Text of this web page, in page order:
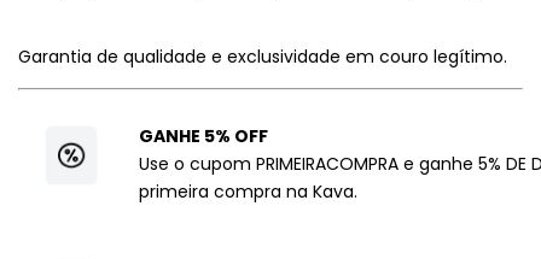
Garantia de qualidade e exclusividade em couro legítimo.
GANHE 5% OFF
Use o cupom PRIMEIRACOMPRA e ganhe 5% DE
primeira compra na Kava.